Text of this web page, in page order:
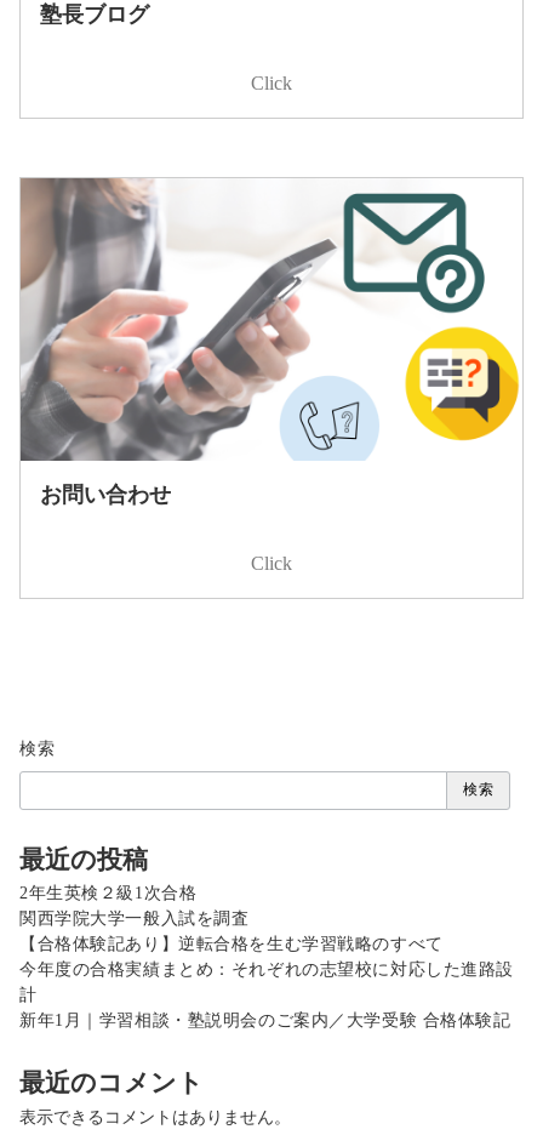
塾長ブログ
Click
お問い合わせ
Click
検索
検索
最近の投稿
2年生英検２級1次合格
関西学院大学一般入試を調査
【合格体験記あり】逆転合格を生む学習戦略のすべて
今年度の合格実績まとめ：それぞれの志望校に対応した進路設
計
新年1月｜学習相談・塾説明会のご案内／大学受験 合格体験記
最近のコメント
表示できるコメントはありません。